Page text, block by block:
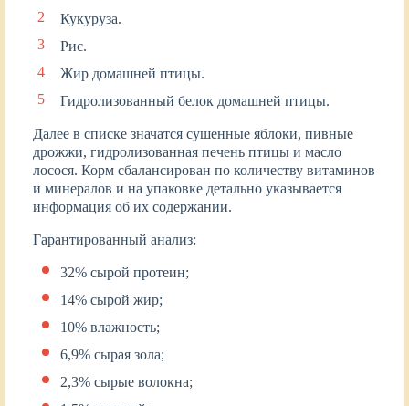
Кукуруза.
Рис.
Жир домашней птицы.
Гидролизованный белок домашней птицы.
Далее в списке значатся сушенные яблоки, пивные
дрожжи, гидролизованная печень птицы и масло
лосося. Корм сбалансирован по количеству витаминов
и минералов и на упаковке детально указывается
информация об их содержании.
Гарантированный анализ:
32% сырой протеин;
14% сырой жир;
10% влажность;
6,9% сырая зола;
2,3% сырые волокна;